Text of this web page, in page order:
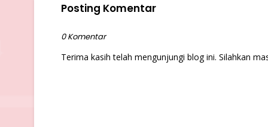
Posting Komentar
0 Komentar
Terima kasih telah mengunjungi blog ini. Silahkan